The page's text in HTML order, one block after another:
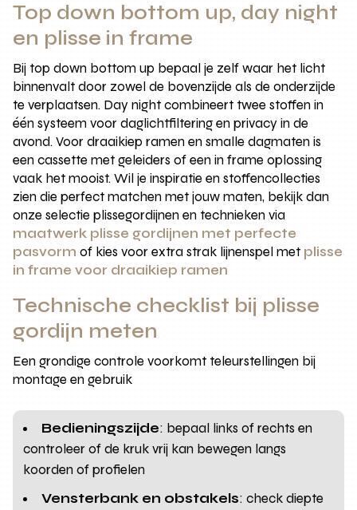
Top down bottom up, day night
en plisse in frame
Bij top down bottom up bepaal je zelf waar het licht
binnenvalt door zowel de bovenzijde als de onderzijde
te verplaatsen. Day night combineert twee stoffen in
één systeem voor daglichtfiltering en privacy in de
avond. Voor draaikiep ramen en smalle dagmaten is
een cassette met geleiders of een in frame oplossing
vaak het mooist. Wil je inspiratie en stoffencollecties
zien die perfect matchen met jouw maten, bekijk dan
onze selectie plissegordijnen en technieken via
maatwerk plisse gordijnen met perfecte
pasvorm of kies voor extra strak lijnenspel met plisse
in frame voor draaikiep ramen
Technische checklist bij plisse
gordijn meten
Een grondige controle voorkomt teleurstellingen bij
montage en gebruik
Bedieningszijde: bepaal links of rechts en
controleer of de kruk vrij kan bewegen langs
koorden of profielen
Vensterbank en obstakels: check diepte